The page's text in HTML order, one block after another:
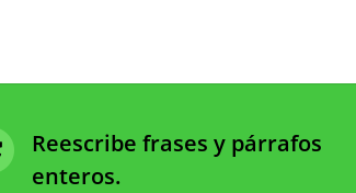
Reescribe frases y párrafos
enteros.